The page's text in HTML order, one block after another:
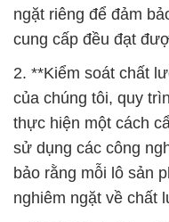
ngặt riêng để đảm
cung cấp đều đạt
2. **Kiểm soát chất
của chúng tôi, quy
thực hiện một cách
sử dụng các công
bảo rằng mỗi lô sản
nghiêm ngặt về chất